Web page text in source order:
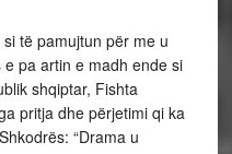
të pamujtun për me u
pa artin e madh ende si
shqiptar, Fishta
pritja dhe përjetimi qi ka
“Drama u